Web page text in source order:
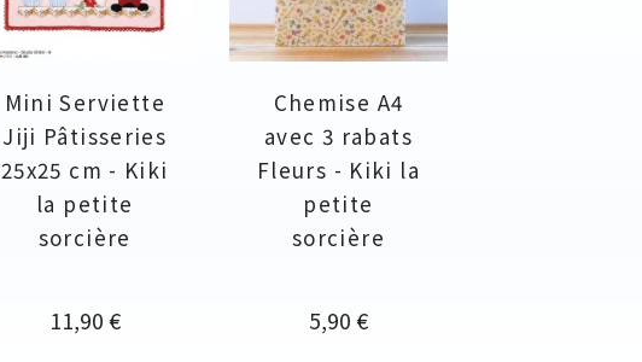
Mini Serviette
Jiji Pâtisseries
25x25 cm - Kiki
la petite
sorcière
Prix
11,90 €
Chemise A4
avec 3 rabats
Fleurs - Kiki la
petite
sorcière
Prix
5,90 €